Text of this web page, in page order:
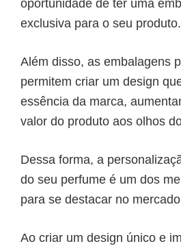
oportunidade de ter uma
exclusiva para o seu produto.
Além disso, as embalagens
permitem criar um design
essência da marca,
valor do produto aos olhos
Dessa forma, a
do seu perfume é um dos
para se destacar no
Ao criar um design único e